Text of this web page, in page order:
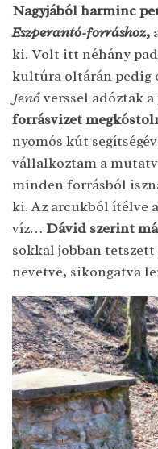
Nagyjából harminc
Eszperantó-forráshoz,
ki. Volt itt néhány
kultúra oltárán pedig
Jenőverssel adóztak
forrásvizet
nyomós kút
vállalkoztam a
minden forrásból
ki. Az arcukból ítélve
víz… Dávid szerint
sokkal jobban tetszett
nevetve, sikongatva